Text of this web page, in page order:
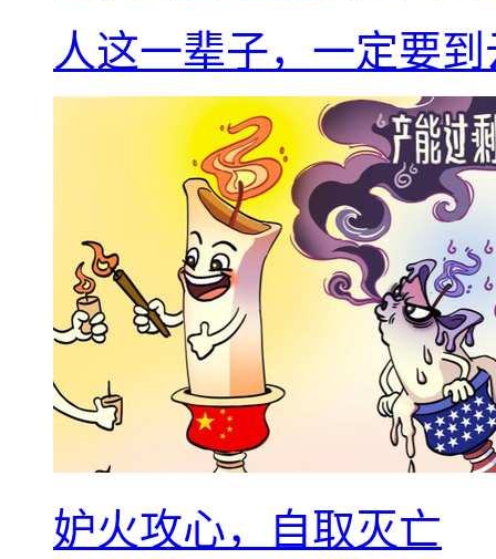
人这一辈子，一定要
妒火攻心，自取灭亡